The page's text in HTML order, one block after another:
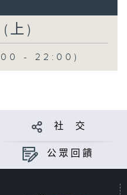
上)
- 22:00)
社 交
公眾回饋